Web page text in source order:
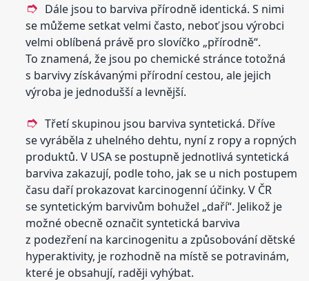
Dále jsou to barviva přírodně identická. S nimi
se můžeme setkat velmi často, neboť jsou výrobci
velmi oblíbená právě pro slovíčko „přírodně“.
To znamená, že jsou po chemické stránce totožná
s barvivy získávanými přírodní cestou, ale jejich
výroba je jednodušší a levnější.
Třetí skupinou jsou barviva syntetická. Dříve
se vyráběla z uhelného dehtu, nyní z ropy a ropných
produktů. V USA se postupně jednotlivá syntetická
barviva zakazují, podle toho, jak se u nich postupem
času daří prokazovat karcinogenní účinky. V ČR
se syntetickým barvivům bohužel „daří“. Jelikož je
možné obecně označit syntetická barviva
z podezření na karcinogenitu a způsobování dětské
hyperaktivity, je rozhodně na místě se potravinám,
které je obsahují, raději vyhýbat.